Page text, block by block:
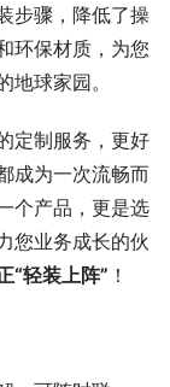
步骤，降低了操
环保材质，为您
球家园。
定制服务，更好
成为一次流畅而
个产品，更是选
您业务成长的伙
“轻装上阵” ！